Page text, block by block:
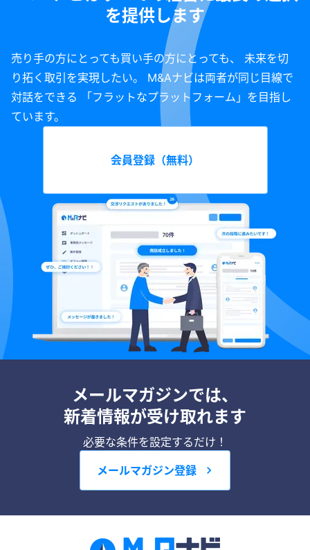
を提供します
売り手の方にとっても買い手の方にとっても、 未来を切
り拓く取引を実現したい。 M&Aナビは両者が同じ目線で
対話をできる 「フラットなプラットフォーム」を目指し
ています。
会員登録（無料）
メールマガジンでは、
新着情報が受け取れます
必要な条件を設定するだけ！
メールマガジン登録